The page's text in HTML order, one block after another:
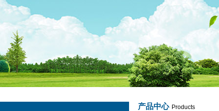
产品中心 Products